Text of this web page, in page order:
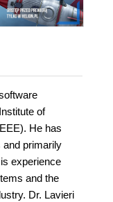
of
He has
and primarily
experience
and the
Dr. Lavieri